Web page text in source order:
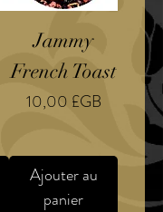
Jammy
French Toast
Prix
10,00 £GB
Ajouter au
panier